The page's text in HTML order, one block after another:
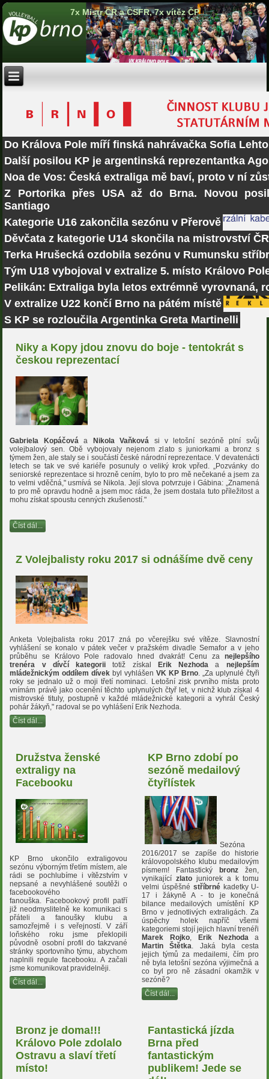
7x Mistr ČR a ČSFR, 7x vítěz ČP
Do Králova Pole míří finská nahrávačka Sofia Lehto
Další posilou KP je argentinská reprezentantka
Noa de Vos: Česká extraliga mě baví, proto v ní
Z Portorika přes USA až do Brna. Novou
Santiago
Kategorie U16 zakončila sezónu v Přerově
Děvčata z kategorie U14 skončila na mistrovství
Terka Hrušecká ozdobila sezónu v Rumunsku
Tým U18 vybojoval v extralize 5. místo Královo
Pelikán: Extraliga byla letos extrémně vyrovnaná,
V extralize U22 končí Brno na pátém místě
S KP se rozloučila Argentinka Greta Martinelli
Niky a Kopy jdou znovu do boje - tentokrát s
českou reprezentací
Gabriela Kopáčová a Nikola Vaňková si v letošní sezóně plní svůj
volejbalový sen. Obě vybojovaly nejenom zlato s juniorkami a bronz s
týmem žen, ale staly se i součástí české národní reprezentace. V devatenácti
letech se tak ve své kariéře posunuly o veliký krok vpřed. „Pozvánky do
seniorské reprezentace si hrozně cením, bylo to pro mě nečekané a jsem za
to velmi vděčná," usmívá se Nikola. Její slova potvrzuje i Gábina: „Znamená
to pro mě opravdu hodně a jsem moc ráda, že jsem dostala tuto příležitost a
mohu získat spoustu cenných zkušeností."
Číst dál...
Z Volejbalisty roku 2017 si odnášíme dvě ceny
Anketa Volejbalista roku 2017 zná po včerejšku své vítěze. Slavnostní
vyhlášení se konalo v pátek večer v pražském divadle Semafor a v jeho
průběhu se Královo Pole radovalo hned dvakrát! Cenu za nejlepšího
trenéra v dívčí kategorii totiž získal Erik Nezhoda a nejlepším
mládežnickým oddílem dívek byl vyhlášen VK KP Brno. „Za uplynulé čtyři
roky se jednalo už o moji třetí nominaci. Letošní zisk prvního místa proto
vnímám právě jako ocenění těchto uplynulých čtyř let, v nichž klub získal 4
mistrovské tituly, postupně v každé mládežnické kategorii a vyhrál Český
pohár žákyň," radoval se po vyhlášení Erik Nezhoda.
Číst dál...
Družstva ženské
extraligy na
Facebooku
KP Brno ukončilo extraligovou
sezónu výborným třetím místem, ale
rádi se pochlubíme i vítězstvím v
nepsané a nevyhlášené soutěži o
facebookového
fanouška. Facebookový profil patří
již neodmyslitelně ke komunikaci s
přáteli a fanoušky klubu a
samozřejmě i s veřejností. V září
loňského roku jsme překlopili
původně osobní profil do takzvané
stránky sportovního týmu, abychom
naplnili regule facebooku. A začali
jsme komunikovat pravidelněji.
Číst dál...
KP Brno zdobí po
sezóně medailový
čtyřlístek
Sezóna
2016/2017 se zapíše do historie
královopolského klubu medailovým
písmem! Fantastickýbronz žen,
vynikající zlatojuniorek a k tomu
velmi úspěšné stříbrnékadetky U-
17 i žákyně A - to je konečná
bilance medailových umístění KP
Brno v jednotlivých extraligách. Za
úspěchy holek napříč všemi
kategoriemi stojí jejich hlavní trenéři
Marek Rojko, Erik Nezhoda a
Martin Štětka . Jaká byla cesta
jejich týmů za medailemi, čím pro
ně byla letošní sezóna výjimečná a
co byl pro ně zásadní okamžik v
sezóně?
Číst dál...
Bronz je doma!!!
Královo Pole zdolalo
Ostravu a slaví třetí
místo!
Fantastická jízda
Brna před
fantastickým
publikem! Jede se